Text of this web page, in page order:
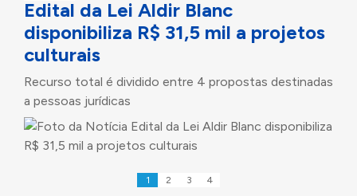
Edital da Lei Aldir Blanc
disponibiliza R$ 31,5 mil a projetos
culturais
Recurso total é dividido entre 4 propostas destinadas
a pessoas jurídicas